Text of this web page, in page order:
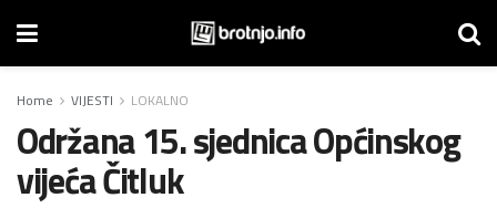
Home VIJESTI LOKALNO
Održana 15. sjednica Općinskog
vijeća Čitluk